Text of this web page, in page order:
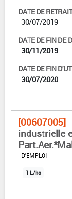
DATE DE
30/07/2019
DATE DE FIN DE
30/11/2019
DATE DE FIN
30/07/2020
[00607005]
industrielle
DOSE MAX
D'EMPLOI
1 L/ha